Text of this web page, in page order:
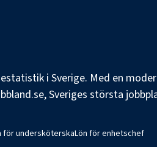
i Sverige. Med en
Sveriges största
för undersköterskaLön för enhetschef